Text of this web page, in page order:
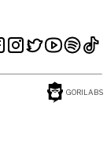
GORILABS